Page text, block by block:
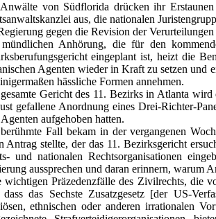
von Südflorida drücken ihr
aus, die nationalen
gegen die Revision der
Anhörung, die für den
eingeplant ist, heizt die
Agenten wieder in Kraft zu setzen und
hässliche Formen annehmen.
Gericht des 11. Bezirks in Atlanta
gefallene Anordnung eines Drei-Richter-
aufgehoben hatten.
Fall bekam in der vergangenen
Antrag stellte, der das 11. Bezirksgericht
und nationalen Rechtsorganisationen
aussprechen und daran erinnern, warum
wichtigen Präzedenzfälle des Zivilrechts, die
dass das Sechste Zusatzgesetz [der US-
ethnischen oder anderen irrationalen